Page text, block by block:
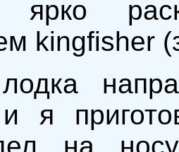
ярко
kingfisher
я